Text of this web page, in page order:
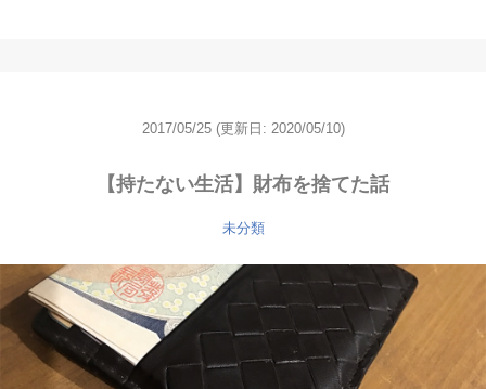
2017/05/25 (更新日: 2020/05/10)
【持たない生活】財布を捨てた話
未分類